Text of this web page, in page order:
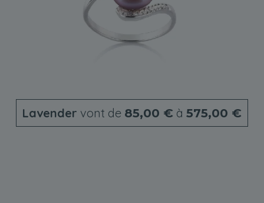
Lavender vont de 85,00 € à 575,00 €